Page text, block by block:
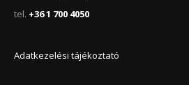
tel. +36 1 700 4050
Adatkezelési tájékoztató